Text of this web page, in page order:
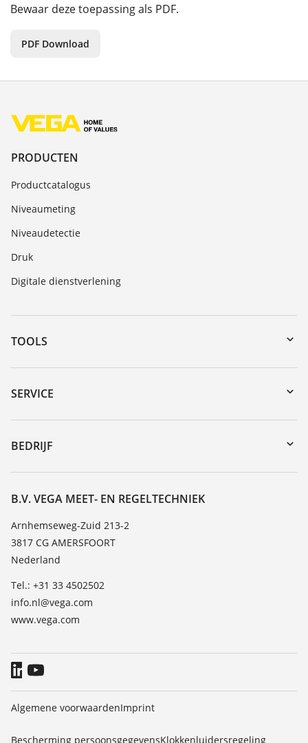
Bewaar deze toepassing als PDF.
PDF Download
PRODUCTEN
Productcatalogus
Niveaumeting
Niveaudetectie
Druk
Digitale dienstverlening
TOOLS
myVEGA
Downloads
DTM Collection/PACTware
SERVICE
Reparatieformulier instrument
Seminars
TeamViewer
BEDRIJF
Vacature
Over VEGA
Contact
Nieuws
Persberichten
Blog
B.V. VEGA MEET- EN REGELTECHNIEK
Arnhemseweg-Zuid 213-2
3817 CG AMERSFOORT
Nederland
Tel.: +31 33 4502502
info.nl@vega.com
www.vega.com
Algemene voorwaardenImprint
Bescherming persoonsgegevensKlokkenluidersregeling